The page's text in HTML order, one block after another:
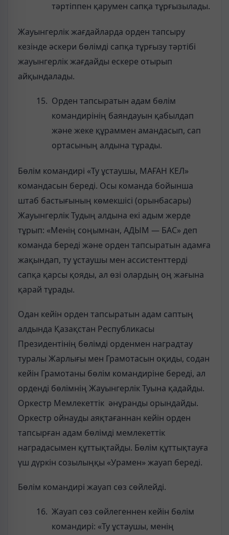
тәртіппен қарумен сапқа тұрғызылады.
Жауынгерлік жағдайларда орден тапсыру
кезінде әскери бөлімді сапқа тұрғызу тәртібі
жауынгерлік жағдайды ескере отырып
айқындалады.
Орден тапсыратын адам бөлім
командирінің баяндауын қабылдап
және жеке құраммен амандасып, сап
ортасының алдына тұрады.
Бөлім командирі «Ту ұстаушы, МАҒАН КЕЛ»
командасын береді. Осы команда бойынша
штаб бастығының көмекшісі (орынбасары)
Жауынгерлік Тудың алдына екі адым жерде
тұрып: «Менің соңымнан, АДЫМ — БАС» деп
команда береді және орден тапсыратын адамға
жақындап, ту ұстаушы мен ассистенттерді
сапқа қарсы қояды, ал өзі олардың оң жағына
қарай тұрады.
Одан кейін орден тапсыратын адам саптың
алдында Қазақстан Республикасы
Президентінің бөлімді орденмен наградтау
туралы Жарлығы мен Грамотасын оқиды, содан
кейін Грамотаны бөлім командиріне береді, ал
орденді бөлімнің Жауынгерлік Туына қадайды.
Оркестр Мемлекеттік әнұранды орындайды.
Оркестр ойнауды аяқтағаннан кейін орден
тапсырған адам бөлімді мемлекеттік
наградасымен құттықтайды. Бөлім құттықтауға
үш дүркін созылыңқы «Урамен» жауап береді.
Бөлім командирі жауап сөз сөйлейді.
Жауап сөз сөйлегеннен кейін бөлім
командирі: «Ту ұстаушы, менің